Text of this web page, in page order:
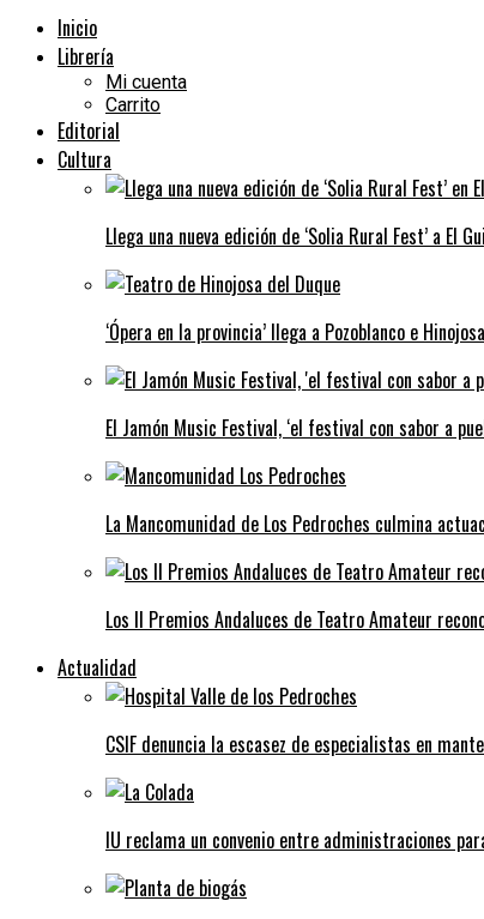
Inicio
Librería
Mi cuenta
Carrito
Editorial
Cultura
Llega una nueva edición de ‘Solia Rural Fest’ a El
‘Ópera en la provincia’ llega a Pozoblanco e
El Jamón Music Festival, ‘el festival con sabor a
La Mancomunidad de Los Pedroches culmina
Los II Premios Andaluces de Teatro Amateur
Actualidad
CSIF denuncia la escasez de especialistas en
IU reclama un convenio entre administraciones